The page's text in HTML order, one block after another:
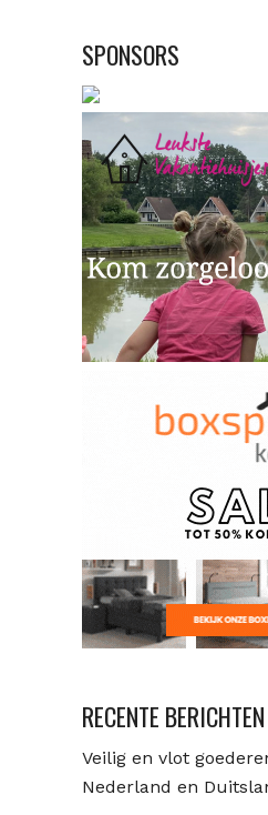
SPONSORS
RECENTE BERICHTEN
Veilig en vlot
Nederland en